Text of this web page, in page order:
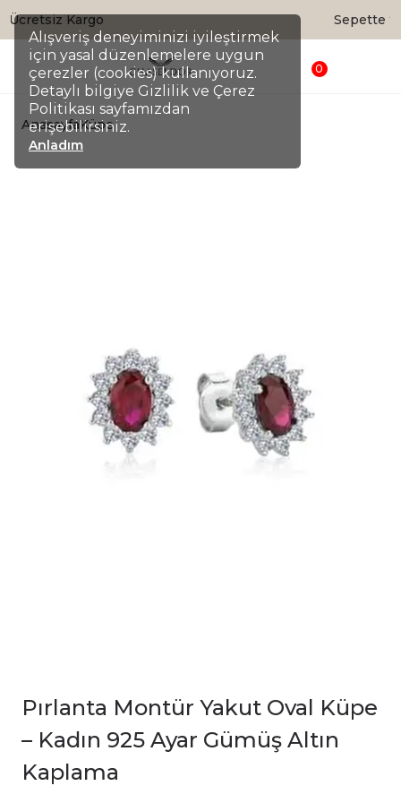
Alışveriş deneyiminizi iyileştirmek
için yasal düzenlemelere uygun
çerezler (cookies) kullanıyoruz.
Detaylı bilgiye Gizlilik ve Çerez
Politikası sayfamızdan
erişebilirsiniz.
Anladım
Sepette %20 İndirim
0
AnasayfaKüpe
Pırlanta Montür Yakut Oval Küpe
– Kadın 925 Ayar Gümüş Altın
Kaplama